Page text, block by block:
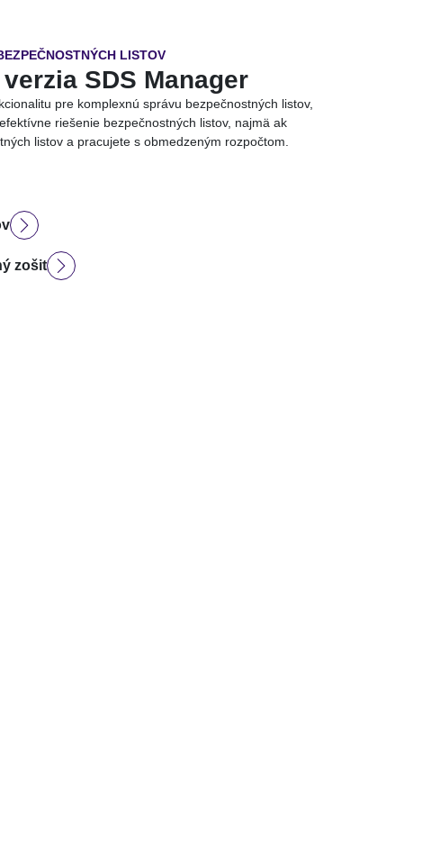
LISTOV
SDS Manager
pre komplexnú správu bezpečnostných listov,
riešenie bezpečnostných listov, najmä ak
listov a pracujete s obmedzeným rozpočtom.
zošit